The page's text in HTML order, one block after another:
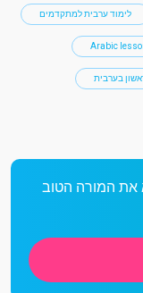
לימוד ערבית למתקדמים
Arabic
בערבית
את המורה הטוב